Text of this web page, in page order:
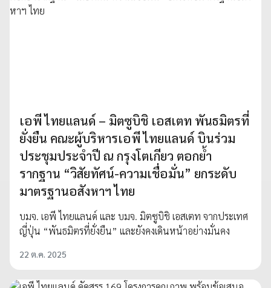
เอพี ไทยแลนด์ – มิตซูบิชิ เอสเตท พันธมิตรที่
ยั่งยืน คณะผู้บริหารเอพี ไทยแลนด์ บินร่วม
ประชุมประจำปี ณ กรุงโตเกียว ตอกย้ำ
รากฐาน “วิสัยทัศน์-ความเชื่อมั่น” ยกระดับ
มาตรฐานอสังหาฯ ไทย
บมจ. เอพี ไทยแลนด์ และ บมจ. มิตซูบิชิ เอสเตท จากประเทศ
ญี่ปุ่น “พันธมิตรที่ยั่งยืน” และยังคงเดินหน้าอย่างมั่นคง
22 ต.ค. 2025